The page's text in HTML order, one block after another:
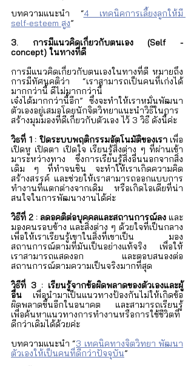
บทความแนะนำ “4 เทคนิคการเลี้ยงลูกให้มี
self-esteem สูง”
3. การมีแนวคิดเกี่ยวกับตนเอง (Self -
concept) ในทางที่ดี
การมีแนวคิดเกี่ยวกับตนเองในทางที่ดี หมายถึง
การมีทัศนคติว่า “เราสามารถเป็นคนที่เก่งได้
มากกว่านี้ ดีไม่มากกว่านี้
เจ๋งได้มากกว่านี้อีก” ซึ่งจะทำให้เราหมั่นพัฒนา
ตัวเองอยู่เสมอโดยนักจิตวิทยาแนะนำวิธีในการ
สร้างมุมมองที่ดีเกี่ยวกับตัวเอง ไว้ 3 วิธี ดังนี้ค่ะ
วิธที่ 1 : ปิดระบบพฤติกรรมอัตโนมัติของเรา เพื่อ
เปิดหู เปิดตา เปิดใจ เรียนรู้สิ่งต่าง ๆ ที่ผ่านเข้า
มาระหว่างทาง ซึ่งการเรียนรู้สิ่งอื่นนอกจากสิ่ง
เดิม ๆ ที่ทำจนชิน จะทำให้เราเกิดความคิด
สร้างสรรค์ และช่วยให้เราสามารถออกแบบการ
ทำงานที่แตกต่างจากเดิม หรือเกิดไอเดียที่น่า
สนใจในการพัฒนางานได้ค่ะ
วิธีที่ 2 : ลดอคติต่อบุคคลและสถานการณ์ลง และ
มองคนรอบข้าง และสิ่งต่าง ๆ ด้วยใจที่เป็นกลาง
เพื่อให้เราเรียนรู้เขาในสิ่งที่เขาเป็น มอง
สถานการณ์ตามที่มันเป็นอย่างแท้จริง เพื่อให้
เราสามารถแสดงอก และตอบสนองต่อ
สถานการณ์ตามความเป็นจริงมากที่สุด
วิธีที่ 3 : เรียนรู้จากข้อผิดพลาดของตัวเองและผู้
อื่น เพื่อนำมาเป็นแนวทางป้องกันไม่ให้เกิดข้อ
ผิดพลาดขึ้นอีกในอนาคต และสามารถเรียนรู้
เพื่อค้นหาแนวทางการทำงานหรือการใช้ชีวิตที่
ดีกว่าเดิมได้ด้วยค่ะ
บทความแนะนำ “3 เทคนิคทางจิตวิทยา พัฒนา
ตัวเองให้เป็นคนที่ดีกว่าปัจจุบัน”